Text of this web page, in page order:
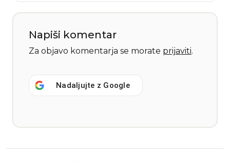
Napiši komentar
Za objavo komentarja se morate prijaviti.
Nadaljujte z Google